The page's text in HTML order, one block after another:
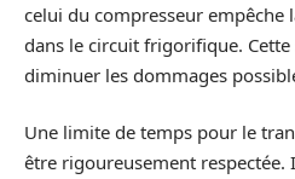
celui du compresseur empêche
dans le circuit frigorifique.
diminuer les dommages
Une limite de temps pour le
être rigoureusement respectée.